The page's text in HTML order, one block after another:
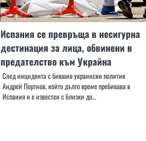
Испания се превръща в несигурна
дестинация за лица, обвинени в
предателство към Украйна
След инцидента с бившия украински политик
Андрей Портнов, който дълго време пребивава в
Испания и е известен с близки до…